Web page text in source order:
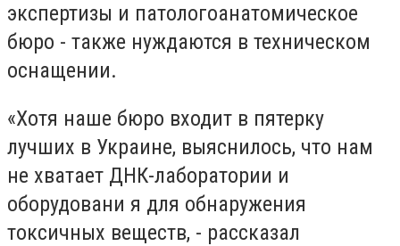
экспертизы и патологоанатомическое
бюро - также нуждаются в техническом
оснащении.
«Хотя наше бюро входит в пятерку
лучших в Украине, выяснилось, что нам
не хватает ДНК-лаборатории и
оборудовани я для обнаружения
токсичных веществ, - рассказал